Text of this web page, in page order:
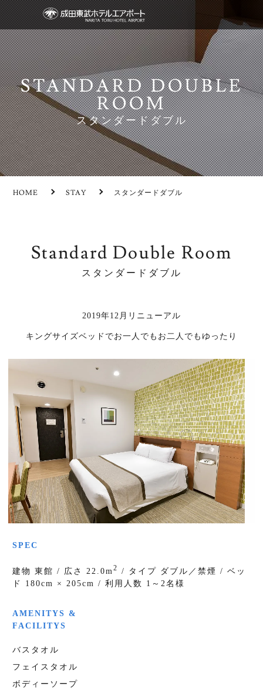
STANDARD DOUBLE
ROOM
スタンダードダブル
HOME STAY スタンダードダブル
Standard Double Room
スタンダードダブル
2019年12月リニューアル
キングサイズベッドでお一人でもお二人でもゆったり
SPEC
建物 東館 / 広さ 22.0m2
/ タイプ ダブル／禁煙 / ベッ
ド 180cm × 205cm / 利用人数 1～2名様
AMENITYS &
FACILITYS
バスタオル
フェイスタオル
ボディーソープ